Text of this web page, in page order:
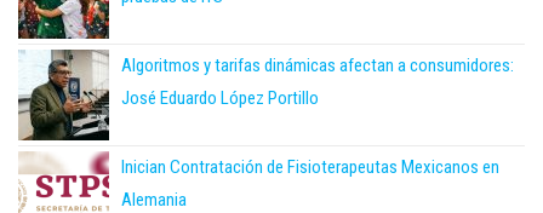
Algoritmos y tarifas dinámicas afectan a consumidores:
José Eduardo López Portillo
Inician Contratación de Fisioterapeutas Mexicanos en
Alemania